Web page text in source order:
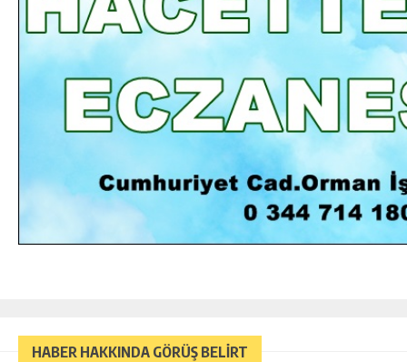
HABER HAKKINDA GÖRÜŞ BELİRT